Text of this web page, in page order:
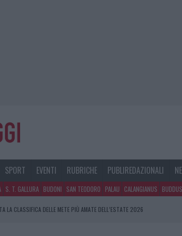
SPORT EVENTI RUBRICHE PUBLIREDAZIONALI
S. T. GALLURA BUDONI SAN TEODORO PALAU CALANGIANUS
LA CLASSIFICA DELLE METE PIÙ AMATE DELL’ESTATE 2026